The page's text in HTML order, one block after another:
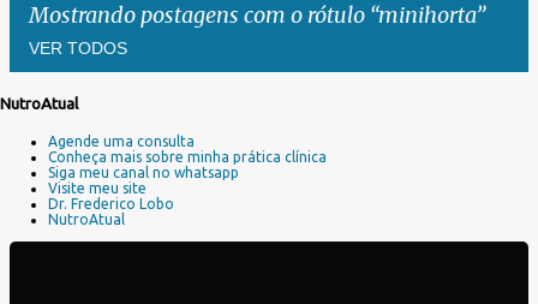
Mostrando postagens com o rótulo minihorta
VER TODOS
g
NutroAtual
Agende uma consulta
Conheça mais sobre minha prática clínica
Siga meu canal no whatsapp
Visite meu site
Dr. Frederico Lobo
NutroAtual